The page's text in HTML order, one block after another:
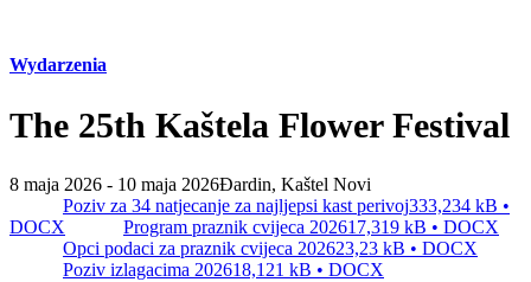
+385 21 227 933 info@kastela-info.hr
Villa Nika, Kamberovo šetalište 30,
21216 Kaštel Stari, Hrvatska
Wydarzenia
The 25th Kaštela Flower Festival
8 maja 2026 - 10 maja 2026Đardin, Kaštel Novi
Poziv za 34 natjecanje za najljepsi kast perivoj333,234 kB •
DOCX
Program praznik cvijeca 202617,319 kB • DOCX
Opci podaci za praznik cvijeca 202623,23 kB • DOCX
Poziv izlagacima 202618,121 kB • DOCX